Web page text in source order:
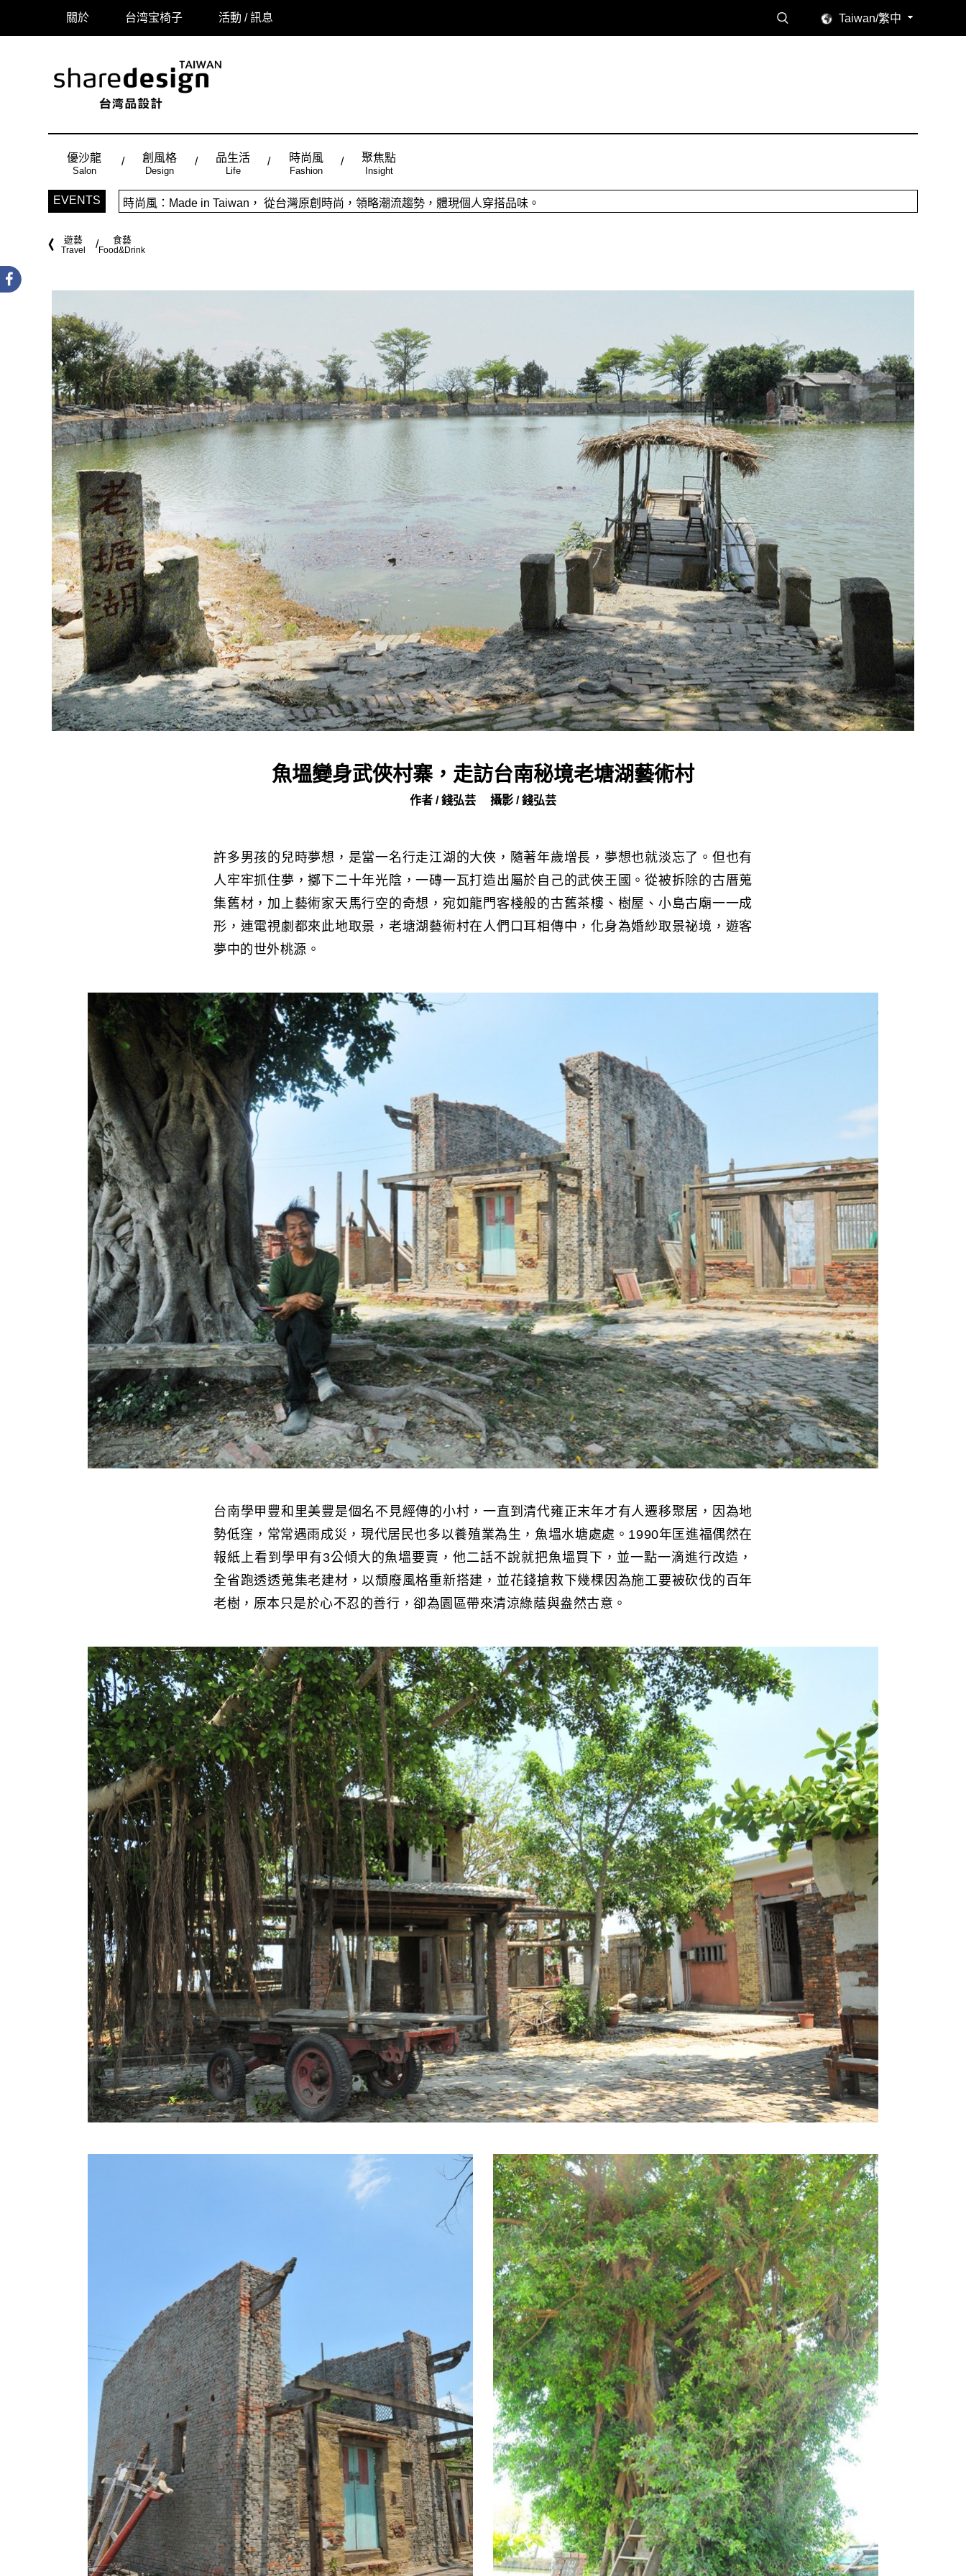
Taiwan/繁中
關於 台湾宝椅子 活動 / 訊息
優沙龍
Salon
創風格
Design
品生活
Life
時尚風
Fashion
聚焦點
Insight
EVENTS
時尚風：Made in Taiwan， 從台灣原創時尚，領略潮流趨勢，體現個人穿搭品味。
遊藝
Travel
食藝
Food&Drink
魚塭變身武俠村寨，走訪台南秘境老塘湖藝術村
作者 / 錢弘芸 攝影 / 錢弘芸
許多男孩的兒時夢想，是當一名行走江湖的大俠，隨著年歲增長，夢想也就淡忘了。但也有
人牢牢抓住夢，擲下二十年光陰，一磚一瓦打造出屬於自己的武俠王國。從被拆除的古厝蒐
集舊材，加上藝術家天馬行空的奇想，宛如龍門客棧般的古舊茶樓、樹屋、小島古廟一一成
形，連電視劇都來此地取景，老塘湖藝術村在人們口耳相傳中，化身為婚紗取景祕境，遊客
夢中的世外桃源。
台南學甲豐和里美豐是個名不見經傳的小村，一直到清代雍正末年才有人遷移聚居，因為地
勢低窪，常常遇雨成災，現代居民也多以養殖業為生，魚塭水塘處處。1990年匡進福偶然在
報紙上看到學甲有3公傾大的魚塭要賣，他二話不說就把魚塭買下，並一點一滴進行改造，
全省跑透透蒐集老建材，以頹廢風格重新搭建，並花錢搶救下幾棵因為施工要被砍伐的百年
老樹，原本只是於心不忍的善行，卻為園區帶來清涼綠蔭與盎然古意。